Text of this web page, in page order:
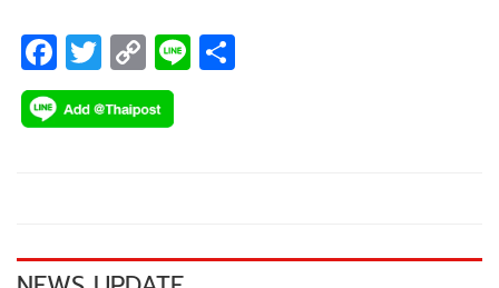
F
ac
e
k
T
wi
tt
C
o
p
k
Li